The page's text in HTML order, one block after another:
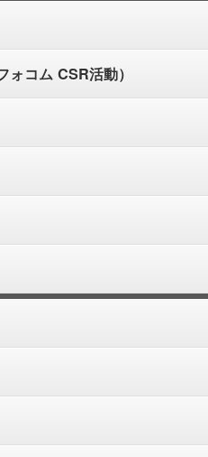
コム CSR活動）